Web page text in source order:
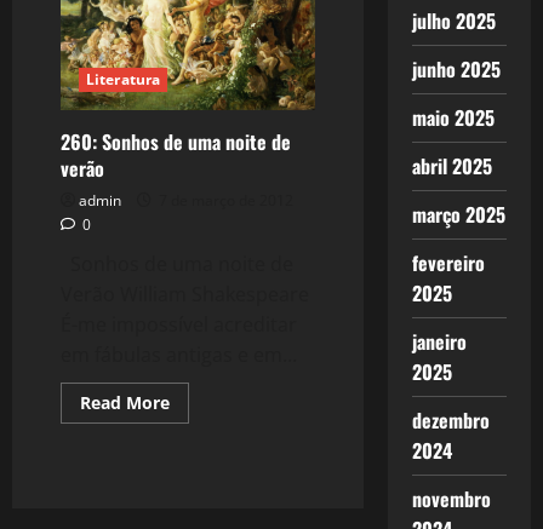
Literatura
260: Sonhos de uma noite de
verão
admin
0
Read MoreRead
more
julho 2025
junho 2025
maio 2025
abril 2025
março 2025
fevereiro
2025
janeiro
2025
dezembro
2024
novembro